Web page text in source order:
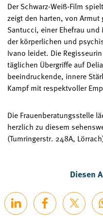
Der Schwarz-Weiß-Film
zeigt den harten, von Armut
Santucci, einer Ehefrau
der körperlichen und
Ivano leidet. Die
täglichen Übergriffe auf
beeindruckende, innere
Kampf mit respektvoller
Die Frauenberatungsstelle
herzlich zu diesem
(Tumringerstr. 248A,
Diesen